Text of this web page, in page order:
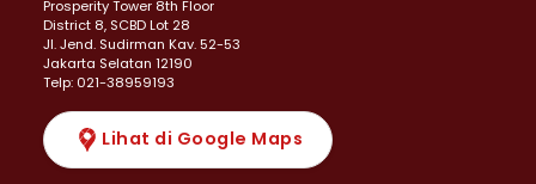
Prosperity Tower 8th Floor
District 8, SCBD Lot 28
JI. Jend. Sudirman Kav. 52-53
Jakarta Selatan 12190
Telp: 021-38959193
Lihat di Google Maps